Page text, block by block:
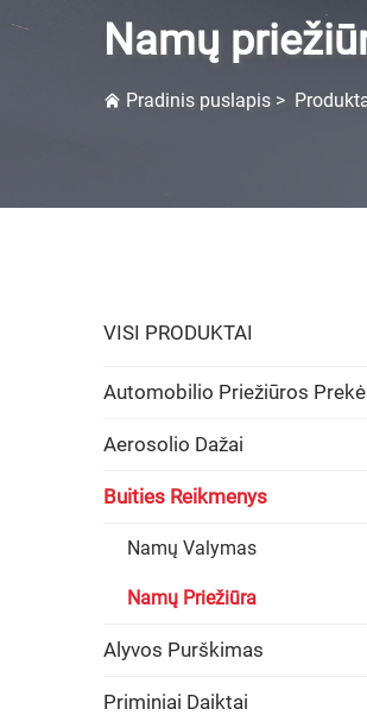
Namų
Pradinis puslapis >
VISI PRODUKTAI
Automobilio Priežiūros
Aerosolio Dažai
Buities Reikmenys
Namų Valymas
Namų Priežiūra
Alyvos Purškimas
Priminiai Daiktai